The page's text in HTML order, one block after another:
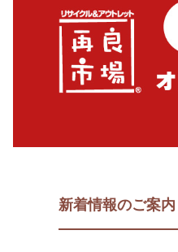
新着情報のご案内